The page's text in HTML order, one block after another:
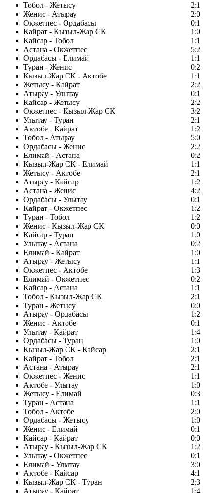
Тобол - Жетысу
2:1
Женис - Атырау
2:0
Окжетпес - Ордабасы
0:1
Кайрат - Кызыл-Жар СК
1:0
Кайсар - Тобол
1:1
Астана - Окжетпес
5:2
Ордабасы - Елимай
1:1
Туран - Женис
0:2
Кызыл-Жар СК - Актобе
1:1
Жетысу - Кайрат
2:2
Атырау - Улытау
0:1
Кайсар - Жетысу
2:2
Окжетпес - Кызыл-Жар СК
3:2
Улытау - Туран
2:1
Актобе - Кайрат
1:2
Тобол - Атырау
5:0
Ордабасы - Женис
2:2
Елимай - Астана
0:2
Кызыл-Жар СК - Елимай
1:1
Жетысу - Актобе
2:1
Атырау - Кайсар
1:2
Астана - Женис
4:2
Ордабасы - Улытау
0:1
Кайрат - Окжетпес
1:2
Туран - Тобол
1:2
Женис - Кызыл-Жар СК
0:0
Кайсар - Туран
1:0
Улытау - Астана
0:2
Елимай - Кайрат
1:0
Атырау - Жетысу
1:1
Окжетпес - Актобе
1:3
Елимай - Окжетпес
0:2
Кайсар - Астана
1:1
Тобол - Кызыл-Жар СК
2:1
Туран - Жетысу
0:0
Атырау - Ордабасы
1:2
Женис - Актобе
0:1
Улытау - Кайрат
1:4
Ордабасы - Туран
1:0
Кызыл-Жар СК - Кайсар
2:1
Кайрат - Тобол
2:1
Астана - Атырау
2:1
Окжетпес - Женис
1:1
Актобе - Улытау
1:0
Жетысу - Елимай
0:3
Туран - Астана
1:1
Тобол - Актобе
2:0
Ордабасы - Жетысу
1:0
Женис - Елимай
0:1
Кайсар - Кайрат
0:0
Атырау - Кызыл-Жар СК
1:2
Улытау - Окжетпес
0:1
Елимай - Улытау
3:0
Актобе - Кайсар
4:1
Кызыл-Жар СК - Туран
2:3
Атырау - Кайрат
1:4